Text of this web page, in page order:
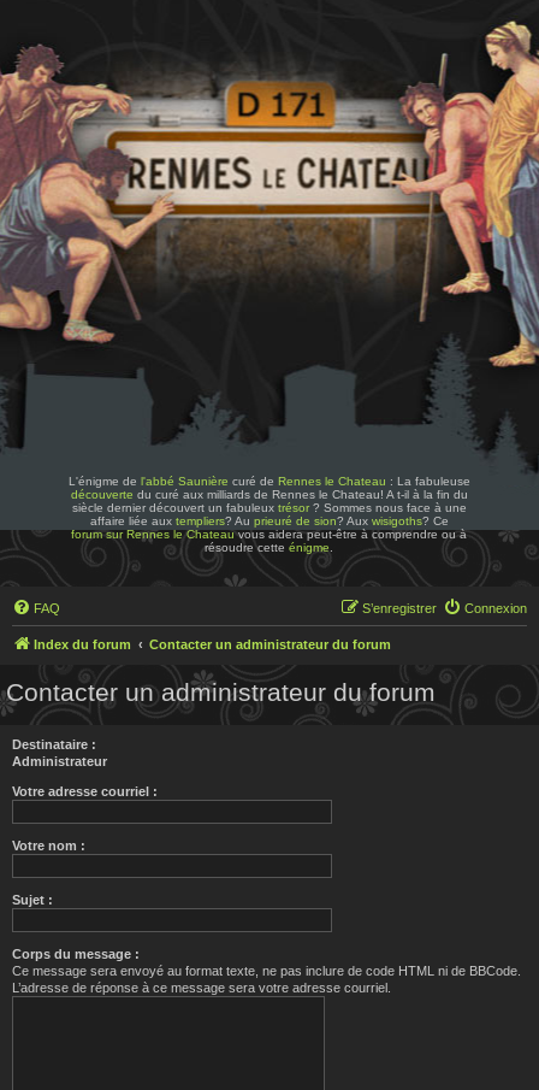
L'énigme de l'abbé Saunière curé de Rennes le Chateau : La fabuleuse
découverte du curé aux milliards de Rennes le Chateau! A t-il à la fin du
siècle dernier découvert un fabuleux trésor? Sommes nous face à une
affaire liée aux templiers? Au prieuré de sion? Aux wisigoths? Ce
forum sur Rennes le Chateauvous aidera peut-être à comprendre ou à
résoudre cetteénigme
FAQ Connexion
S’enregistrer
Index du forum Contacter un administrateur du forum
Contacter un administrateur du forum
Destinataire :
Administrateur
Votre adresse courriel :
Votre nom :
Sujet :
Corps du message :
Ce message sera envoyé au format texte, ne pas inclure de code HTML ni de BBCode.
L’adresse de réponse à ce message sera votre adresse courriel.